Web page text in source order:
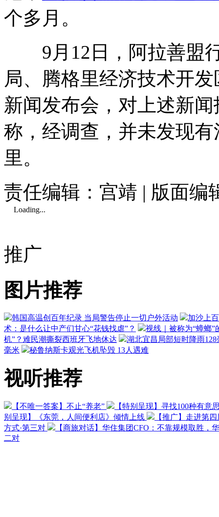
个多月。
9月12日，阿拉善盟行
局、腾格里经济技术开
新闻发布会，对上述新
称，经调查，并未发现
里。
责任编辑：宫靖 | 版面编
Loading...
推广
图片推荐
韩国高温创百年纪录 当局警告停止一切户外活动
加沙上
术：是什么让中产们甘心“花钱找虐”？
视线｜被称为“蟑螂
机”？难民潮撕裂西班牙飞地休达
湖北宜昌局部短时降雨
毫米
秘鲁纳斯卡观光飞机坠毁 13人遇难
视听推荐
【不唯一答案】不止“养老”
【特别呈现】寻找100种有意
别呈现】《东莞，人间便利店》倾情上线
【推广】走进第
方式·第三对
【商旅对话】华住集团CFO：不靠规模取胜，
二对